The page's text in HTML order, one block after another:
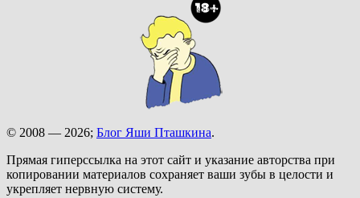
© 2008 — 2026; Блог Яши Пташкина.
Прямая гиперссылка на этот сайт и указание авторства при
копировании материалов сохраняет ваши зубы в целости и
укрепляет нервную систему.